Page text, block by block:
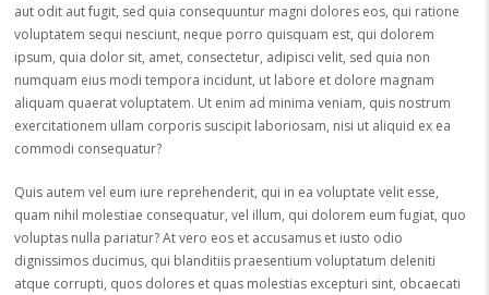
aut odit aut fugit, sed quia consequuntur magni dolores eos, qui ratione
voluptatem sequi nesciunt, neque porro quisquam est, qui dolorem
ipsum, quia dolor sit, amet, consectetur, adipisci velit, sed quia non
numquam eius modi tempora incidunt, ut labore et dolore magnam
aliquam quaerat voluptatem. Ut enim ad minima veniam, quis nostrum
exercitationem ullam corporis suscipit laboriosam, nisi ut aliquid ex ea
commodi consequatur?
Quis autem vel eum iure reprehenderit, qui in ea voluptate velit esse,
quam nihil molestiae consequatur, vel illum, qui dolorem eum fugiat, quo
voluptas nulla pariatur? At vero eos et accusamus et iusto odio
dignissimos ducimus, qui blanditiis praesentium voluptatum deleniti
atque corrupti, quos dolores et quas molestias excepturi sint, obcaecati